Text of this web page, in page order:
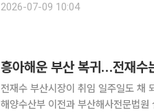
핵심 거점으로 육성하기 위한 지속가
2026-07-09 10:04
흥아해운 부산 복귀…전재수
전재수 부산시장이 취임 일주일도 채
해양수산부 이전과 부산해사전문법